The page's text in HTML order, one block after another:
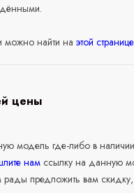
найти на этой странице
цены
модель где-либо в
нам ссылку на данную
предложить вам скидку,